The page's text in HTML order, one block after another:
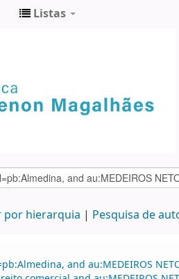
Listas
por hierarquia Pesquisa de
and au:MEDEIROS